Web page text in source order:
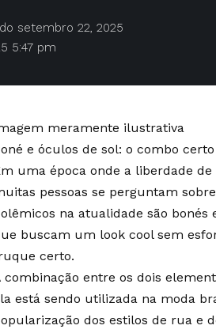
5:47 pm
setembro 22, 2025
meramente ilustrativa
e óculos de sol: o combo
uma época onde a liberdade
pessoas se perguntam
na atualidade são
buscam um look cool sem
certo.
combinação entre os dois
está sendo utilizada na moda
dos estilos de rua e